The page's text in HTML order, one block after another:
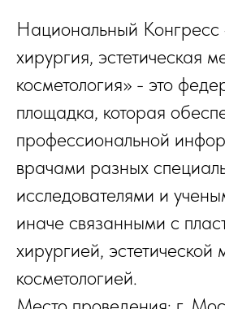
Национальный Конгресс
хирургия, эстетическая
косметология» - это
площадка, которая
профессиональной
врачами разных
исследователями и
иначе связанными с
хирургией,
косметологией.